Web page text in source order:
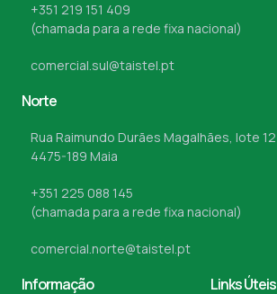
+351 219 151 409
(chamada para a rede fixa nacional)
comercial.sul@taistel.pt
Norte
Rua Raimundo Durães Magalhães, lote 12
4475-189 Maia
+351 225 088 145
(chamada para a rede fixa nacional)
comercial.norte@taistel.pt
Informação Links Úteis